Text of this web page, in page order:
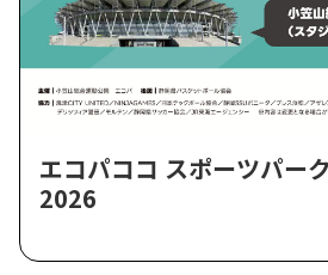
エコパココ スポーツパー
2026